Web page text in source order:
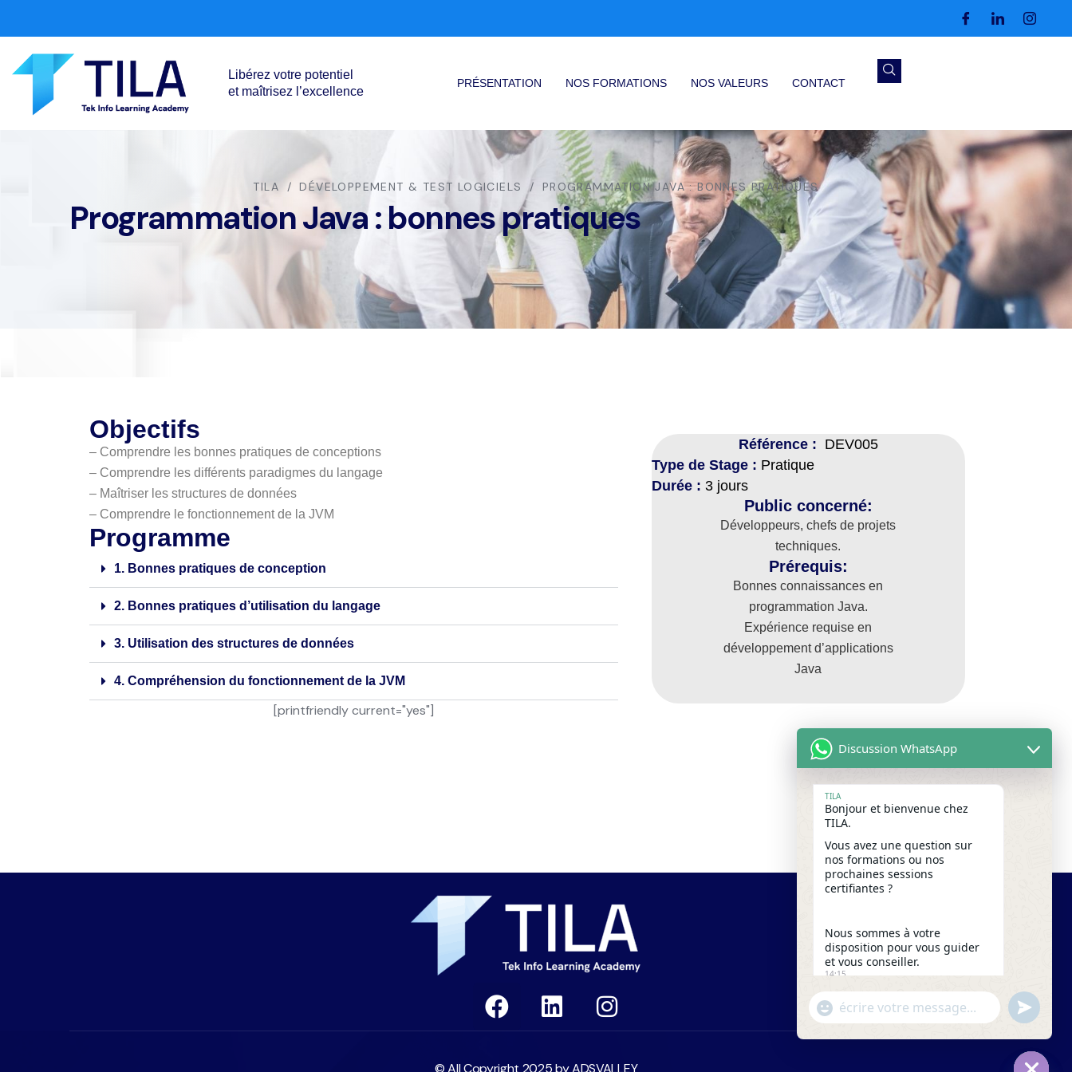
Libérez votre potentiel
et maîtrisez l’excellence
PRÉSENTATION NOS FORMATIONS NOS VALEURS CONTACT
TILA DÉVELOPPEMENT & TEST LOGICIELS PROGRAMMATION JAVA : BONNES PRATIQUES
Programmation Java : bonnes pratiques
Objectifs
– Comprendre les bonnes pratiques de conceptions
– Comprendre les différents paradigmes du langage
– Maîtriser les structures de données
– Comprendre le fonctionnement de la JVM
Programme
1. Bonnes pratiques de conception
2. Bonnes pratiques d’utilisation du langage
3. Utilisation des structures de données
4. Compréhension du fonctionnement de la JVM
[printfriendly current="yes"]
Référence : DEV005
Type de Stage : Pratique
Durée : 3 jours
Public concerné:
Développeurs, chefs de projets
techniques.
Prérequis:
Bonnes connaissances en
programmation Java.
Expérience requise en
développement d’applications
Java
Discussion WhatsApp
TILA
Bonjour et bienvenue chez
TILA.
Vous avez une question sur
nos formations ou nos
prochaines sessions
certifiantes ?
Nous sommes à votre
disposition pour vous guider
et vous conseiller.
14:15
"+chaty_settings.lang.emoji_picker+"
WhatsApp
Message